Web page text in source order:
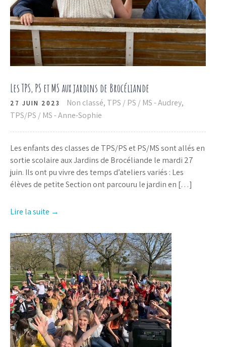
Les TPS, PS et MS aux jardins de Brocéliande
27 JUIN 2023 Non classé, TPS / PS / MS - Audrey,
TPS/PS / MS - Anne-Sophie
Les enfants des classes de TPS/PS et PS/MS sont allés en
sortie scolaire aux Jardins de Brocéliande le mardi 27
juin. Ils ont pu vivre des temps d’ateliers variés : Les
élèves de petite Section ont parcouru le jardin en […]
Lire la suite →